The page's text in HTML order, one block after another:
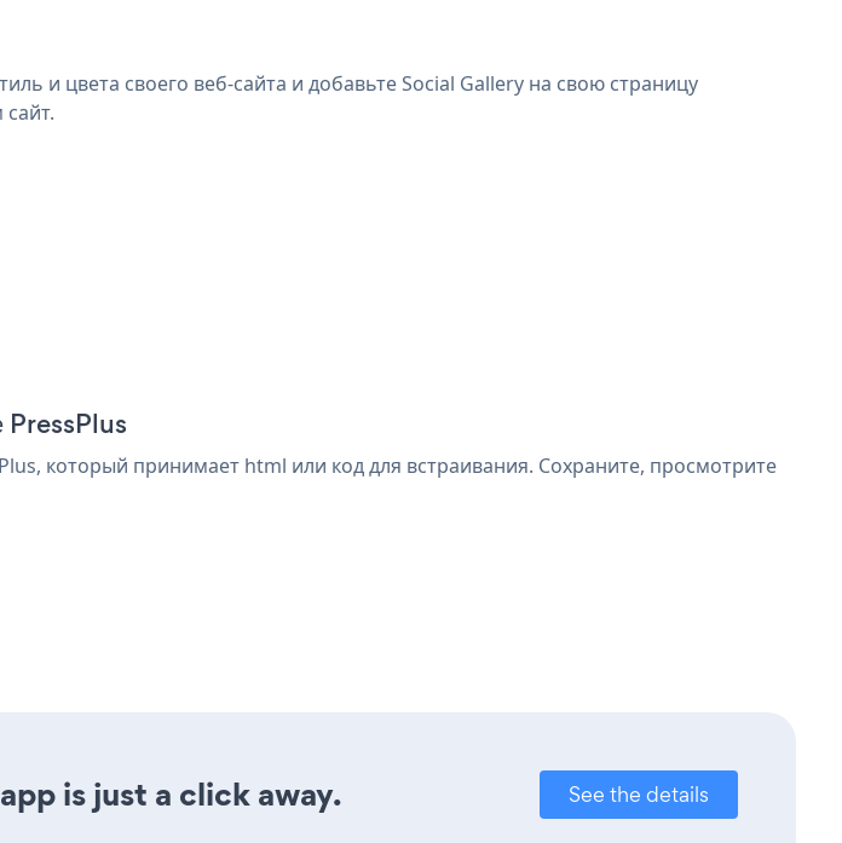
и цвета своего веб-сайта и добавьте Social Gallery на свою страницу
PressPlus
который принимает html или код для встраивания. Сохраните, просмотрите
is just a click away. See the details